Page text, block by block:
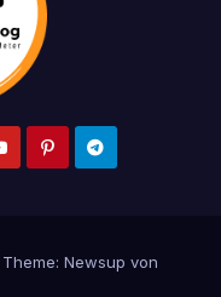
Theme: Newsup von